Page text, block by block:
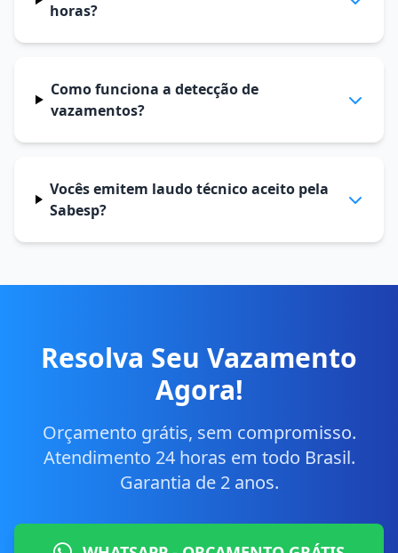
horas?
Como funciona a detecção de
vazamentos?
Vocês emitem laudo técnico aceito pela
Sabesp?
Resolva Seu Vazamento
Agora!
Orçamento grátis, sem compromisso.
Atendimento 24 horas em todo Brasil.
Garantia de 2 anos.